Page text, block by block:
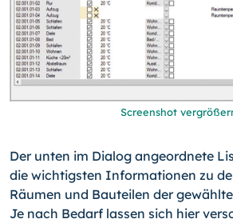
Screenshot
Der unten im Dialog angeordnete
die wichtigsten Informationen zu
Räumen und Bauteilen der
Je nach Bedarf lassen sich hier